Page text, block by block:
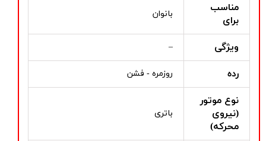
مناسب
برای
بانوان
ویژگی –
رده روزمره - فشن
نوع موتور
(نیروی
محرکه)
باتری